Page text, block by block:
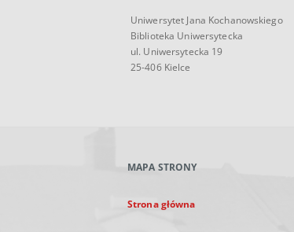
Uniwersytet Jana Kochanowskiego
Biblioteka Uniwersytecka
ul. Uniwersytecka 19
25-406 Kielce
MAPA STRONY
Strona główna